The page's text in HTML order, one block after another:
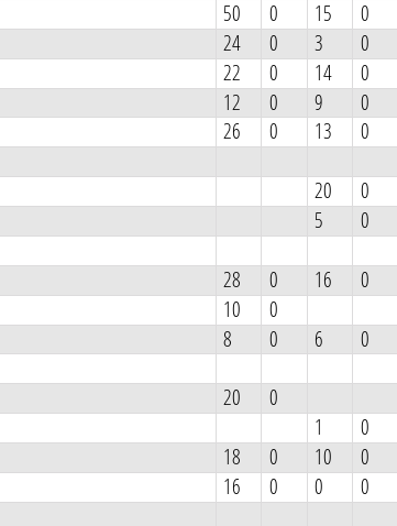
50 0 15 0
24 0 3 0
22 0 14 0
12 0 9 0
26 0 13 0
20 0
5 0
28 0 16 0
10 0
8 0 6 0
20 0
1 0
18 0 10 0
16 0 0 0